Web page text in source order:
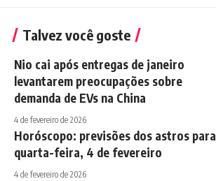
Talvez você goste
Nio cai após entregas de janeiro
levantarem preocupações sobre
demanda de EVs na China
4 de fevereiro de 2026
Horóscopo: previsões dos astros para
quarta-feira, 4 de fevereiro
4 de fevereiro de 2026